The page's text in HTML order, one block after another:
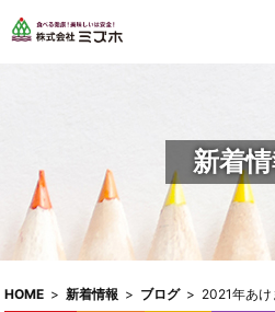
新着
HOME > 新着情報 > ブログ> 2021年あ